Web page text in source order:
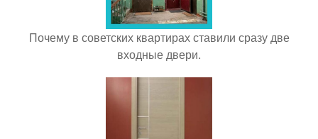
Почему в советских квартирах ставили сразу две
входные двери.